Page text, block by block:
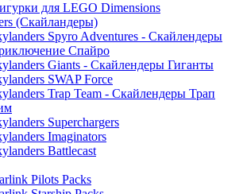
для LEGO Dimensions
(Скайландеры)
Spyro Adventures - Скайлендеры
Спайро
Giants - Скайлендеры Гиганты
SWAP Force
Trap Team - Скайлендеры Трап
Superchargers
Imaginators
Battlecast
Pilots Packs